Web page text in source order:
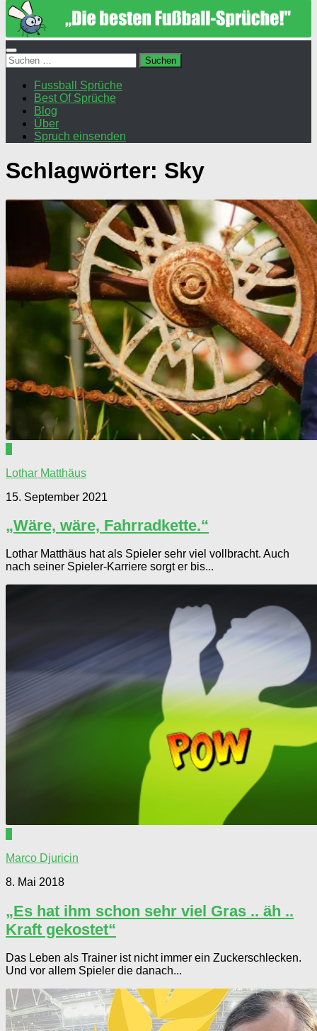
Suchen
nach:
Fussball Sprüche
Best Of Sprüche
Blog
Über
Spruch einsenden
Schlagwörter: Sky
Lothar Matthäus
15. September 2021
„Wäre, wäre, Fahrradkette.“
Lothar Matthäus hat als Spieler sehr viel vollbracht. Auch
nach seiner Spieler-Karriere sorgt er bis...
Marco Djuricin
8. Mai 2018
„Es hat ihm schon sehr viel Gras .. äh ..
Kraft gekostet“
Das Leben als Trainer ist nicht immer ein Zuckerschlecken.
Und vor allem Spieler die danach...